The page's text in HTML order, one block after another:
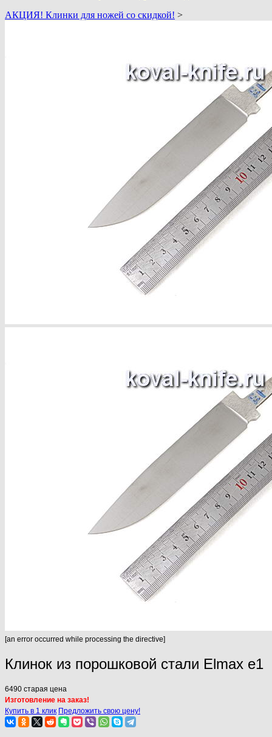
АКЦИЯ! Клинки для ножей со скидкой! >
[an error occurred while processing the directive]
Клинок из порошковой стали Elmax e1
6490 старая цена
Изготовление на заказ!
Купить в 1 клик Предложить свою цену!